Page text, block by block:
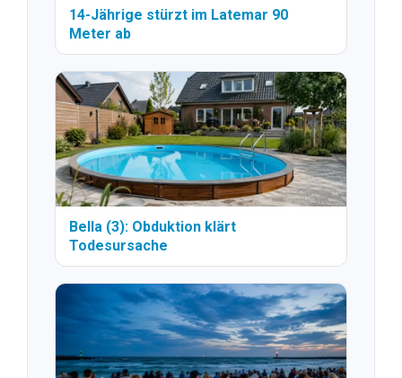
14-Jährige stürzt im Latemar 90
Meter ab
Bella (3): Obduktion klärt
Todesursache